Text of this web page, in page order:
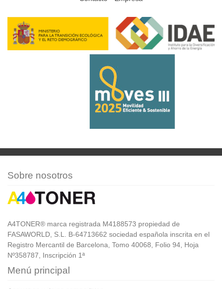
Sobre nosotros
A4TONER® marca registrada M4188573 propiedad de
FASAWORLD, S.L. B-64713662 sociedad española inscrita en el
Registro Mercantil de Barcelona, Tomo 40068, Folio 94, Hoja
Nº358787, Inscripción 1ª
Menú principal